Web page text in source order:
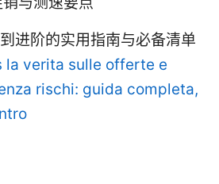
进阶的实用指南与必备清单
la verita sulle offerte e
rischi: guida completa,